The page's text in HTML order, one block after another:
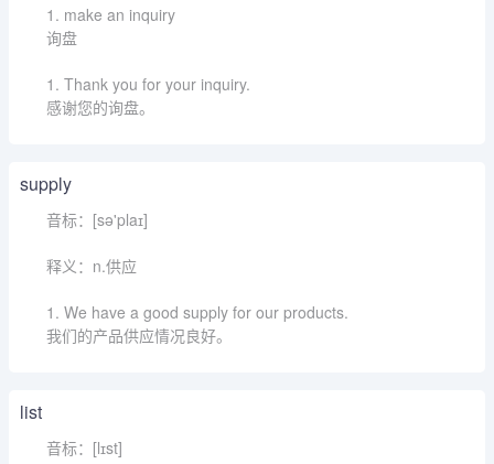
1. make an inquiry
询盘
1. Thank you for your inquiry.
感谢您的询盘。
supply
音标：[sə'plaɪ]
释义：n.供应
1. We have a good supply for our products.
我们的产品供应情况良好。
list
音标：[lɪst]